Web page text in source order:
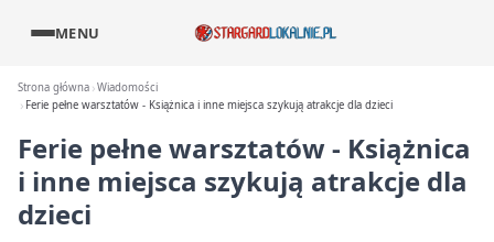
MENU
Strona główna Wiadomości
Ferie pełne warsztatów - Książnica i inne miejsca szykują atrakcje dla dzieci
Ferie pełne warsztatów - Książnica
i inne miejsca szykują atrakcje dla
dzieci